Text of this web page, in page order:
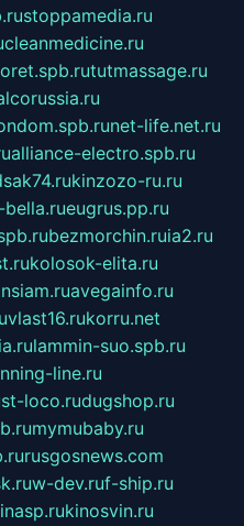
stoppamedia.ru
cleanmedicine.ru
tutmassage.ru
net-life.net.ru
alliance-electro.spb.ru
kinzozo-ru.ru
eugrus.pp.ru
bezmorchin.ruia2.ru
kolosok-elita.ru
avegainfo.ru
vlast16.rukorru.net
lammin-suo.spb.ru
line.ru
loco.rudugshop.ru
mymubaby.ru
rusgosnews.com
w-dev.ruf-ship.ru
kinosvin.ru